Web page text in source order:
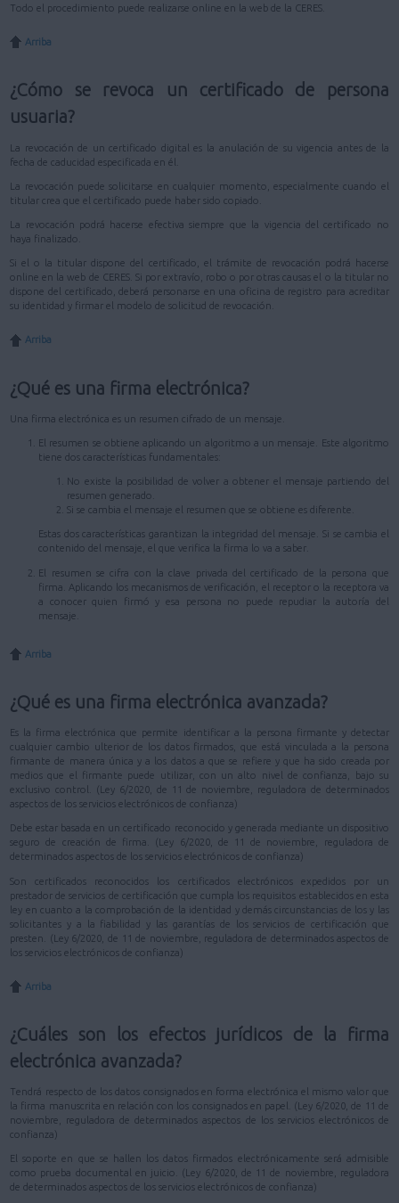
Todo el procedimiento puede realizarse online en la web de la CERES.
Arriba
¿Cómo se revoca un certificado de persona
usuaria?
La revocación de un certificado digital es la anulación de su vigencia antes de la
fecha de caducidad especificada en él.
La revocación puede solicitarse en cualquier momento, especialmente cuando el
titular crea que el certificado puede haber sido copiado.
La revocación podrá hacerse efectiva siempre que la vigencia del certificado no
haya finalizado.
Si el o la titular dispone del certificado, el trámite de revocación podrá hacerse
online en la web de CERES. Si por extravío, robo o por otras causas el o la titular no
dispone del certificado, deberá personarse en una oficina de registro para acreditar
su identidad y firmar el modelo de solicitud de revocación.
Arriba
¿Qué es una firma electrónica?
Una firma electrónica es un resumen cifrado de un mensaje.
El resumen se obtiene aplicando un algoritmo a un mensaje. Este algoritmo
tiene dos características fundamentales:
No existe la posibilidad de volver a obtener el mensaje partiendo del
resumen generado.
Si se cambia el mensaje el resumen que se obtiene es diferente.
Estas dos características garantizan la integridad del mensaje. Si se cambia el
contenido del mensaje, el que verifica la firma lo va a saber.
El resumen se cifra con la clave privada del certificado de la persona que
firma. Aplicando los mecanismos de verificación, el receptor o la receptora va
a conocer quien firmó y esa persona no puede repudiar la autoría del
mensaje.
Arriba
¿Qué es una firma electrónica avanzada?
Es la firma electrónica que permite identificar a la persona firmante y detectar
cualquier cambio ulterior de los datos firmados, que está vinculada a la persona
firmante de manera única y a los datos a que se refiere y que ha sido creada por
medios que el firmante puede utilizar, con un alto nivel de confianza, bajo su
exclusivo control. (Ley 6/2020, de 11 de noviembre, reguladora de determinados
aspectos de los servicios electrónicos de confianza)
Debe estar basada en un certificado reconocido y generada mediante un dispositivo
seguro de creación de firma. (Ley 6/2020, de 11 de noviembre, reguladora de
determinados aspectos de los servicios electrónicos de confianza)
Son certificados reconocidos los certificados electrónicos expedidos por un
prestador de servicios de certificación que cumpla los requisitos establecidos en esta
ley en cuanto a la comprobación de la identidad y demás circunstancias de los y las
solicitantes y a la fiabilidad y las garantías de los servicios de certificación que
presten. (Ley 6/2020, de 11 de noviembre, reguladora de determinados aspectos de
los servicios electrónicos de confianza)
Arriba
¿Cuáles son los efectos jurídicos de la firma
electrónica avanzada?
Tendrá respecto de los datos consignados en forma electrónica el mismo valor que
la firma manuscrita en relación con los consignados en papel. (Ley 6/2020, de 11 de
noviembre, reguladora de determinados aspectos de los servicios electrónicos de
confianza)
El soporte en que se hallen los datos firmados electrónicamente será admisible
como prueba documental en juicio. (Ley 6/2020, de 11 de noviembre, reguladora
de determinados aspectos de los servicios electrónicos de confianza)